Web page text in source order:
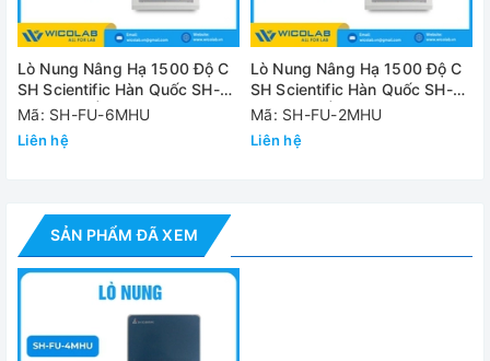
Kích thước
trong
(WxDxH)
150 x 150 x 170mm
ngoài
480 x 545 x 1070mm
Gia nhiệt
Vật liệu cách
Ceramic Board & Wool
Lò Nung Nâng Hạ 1500 Độ C
SH Scientific Hàn Quốc SH-
FU-6MHU | 6.2 Lít
Mã: SH-FU-6MHU
Liên hệ
Lò Nung Nâng Hạ 1500 Độ C
SH Scientific Hàn Quốc SH-
FU-2MHU | 2.2 Lít
Mã: SH-FU-2MHU
Liên hệ
SẢN PHẨM ĐÃ XEM